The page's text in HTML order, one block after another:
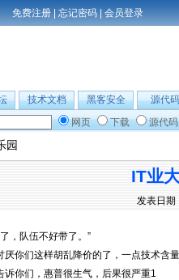
免费注册 | 忘记密码 | 会员登录
技术文档 黑客安全 源代码
网页 下载
源代
园
IT业
发表日
，队伍不好带了。”
你们这样胡乱降价的了，一点技术含量
你们，惠普很生气，后果很严重1